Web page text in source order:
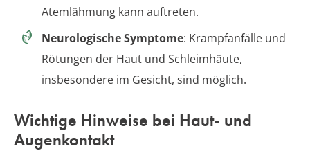
Atemlähmung kann auftreten.
Neurologische Symptome: Krampfanfälle und
Rötungen der Haut und Schleimhäute,
insbesondere im Gesicht, sind möglich.
Wichtige Hinweise bei Haut- und
Augenkontakt